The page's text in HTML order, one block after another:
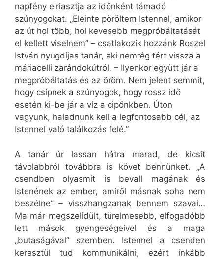
napfény elriasztja az időnként támadó
szúnyogokat. „Eleinte pöröltem Istennel, amikor
az út hol több, hol kevesebb megpróbáltatását
el kellett viselnem” – csatlakozik hozzánk Roszel
István nyugdíjas tanár, aki nemrég tért vissza a
máriacelli zarándokútról. – Ilyenkor együtt jár a
megpróbáltatás és az öröm. Nem jelent semmit,
hogy csípnek a szúnyogok, hogy rossz idő
esetén ki-be jár a víz a cipőnkben. Úton
vagyunk, haladnunk kell a legfontosabb cél, az
Istennel való találkozás felé.”
A tanár úr lassan hátra marad, de kicsit
távolabbról továbbra is követ bennünket. „A
csendben olyasmit is bevall magának és
Istenének az ember, amiről másnak soha nem
beszélne” – visszhangzanak bennem szavai…
Ma már megszelídült, türelmesebb, elfogadóbb
lett mások gyengeségeivel és a maga
„butaságával” szemben. Istennel a csenden
keresztül tud kommunikálni, ezért inkább